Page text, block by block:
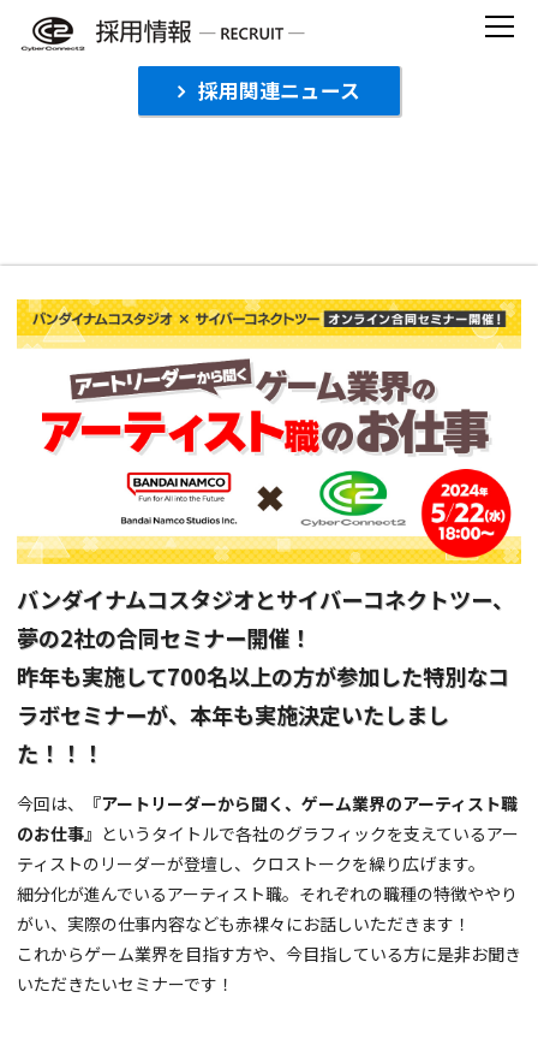
採用関連ニュース
バンダイナムコスタジオとサイバーコネクトツー、
夢の2社の合同セミナー開催！
昨年も実施して700名以上の方が参加した特別なコ
ラボセミナーが、本年も実施決定いたしまし
た！！！
今回は、
『アートリーダーから聞く、ゲーム業界のアーティスト職
のお仕事』 というタイトルで各社のグラフィックを支えているアー
ティストのリーダーが登壇し、クロストークを繰り広げます。
細分化が進んでいるアーティスト職。それぞれの職種の特徴ややり
がい、実際の仕事内容なども赤裸々にお話しいただきます！
これからゲーム業界を目指す方や、今目指している方に是非お聞き
いただきたいセミナーです！